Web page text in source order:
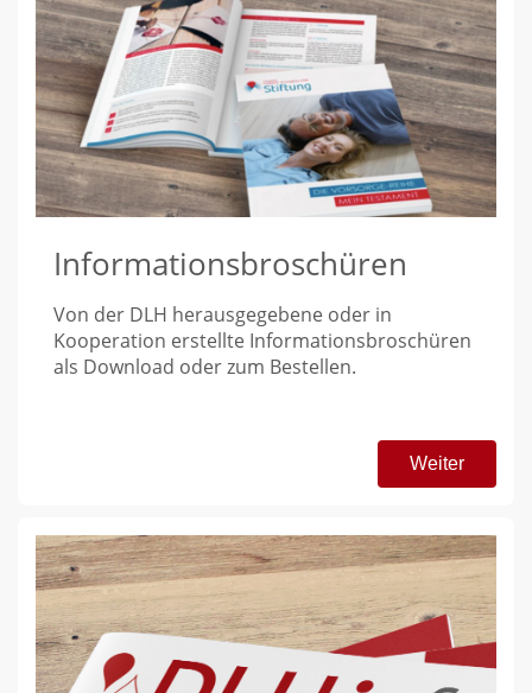
Informationsbroschüren
Von der DLH herausgegebene oder in
Kooperation erstellte Informationsbroschüren
als Download oder zum Bestellen.
Weiter